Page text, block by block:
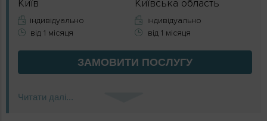
Київ
індивідуально
від 1 місяця
Київська область
індивідуально
від 1 місяця
ЗАМОВИТИ ПОСЛУГУ
Читати далі...